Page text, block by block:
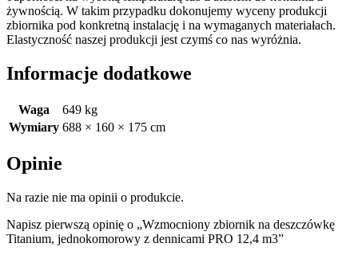
żywnością. W takim przypadku dokonujemy wyceny produkcji
zbiornika pod konkretną instalację i na wymaganych materiałach.
Elastyczność naszej produkcji jest czymś co nas wyróżnia.
Informacje dodatkowe
Waga
649 kg
Wymiary 688 × 160 × 175 cm
Opinie
Na razie nie ma opinii o produkcie.
Napisz pierwszą opinię o „Wzmocniony zbiornik na deszczówkę
Titanium, jednokomorowy z dennicami PRO 12,4 m3”